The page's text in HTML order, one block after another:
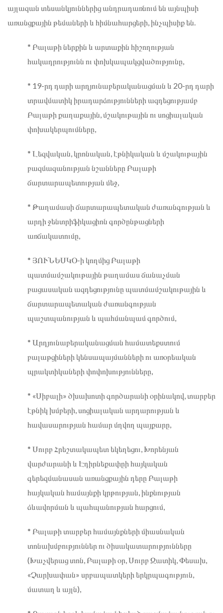
այլազան տեսանկյուններից անդրադառնում են այնպիսի
առանցքային թեմաների և հիմնահարցերի, ինչպիսիք են.
* Բալաթի ներքին և արտաքին հիշողության
հակադրությունն ու փոխկապակցվածությունը,
* 19-րդ դարի արդյունաբերականացման և 20-րդ դարի
տրավմատիկ իրադարձությունների ազդեցությամբ
Բալաթի քաղաքային, մշակութային ու սոցիալական
փոխակերպումները,
* Լեզվական, կրոնական, էթնիկական և մշակութային
բազմազանության նշանները Բալաթի
ճարտարապետության մեջ,
* Թաղամասի ճարտարապետական ժառանգության և
արդի ջենտրիֆիկացիոն գործընթացների
առճակատումը,
* ՅՈՒՆԵՍԿՕ-ի կողմից Բալաթի
պատմամշակութային թաղամաս ճանաչման
բացասական ազդեցությունը պատմամշակութային և
ճարտարապետական ժառանգության
պաշտպանության և պահմանպամ գործում,
* Արդյունաբերականացման համատեքստում
բալաթցիների կենսապայմանների ու առօրեական
պրակտիկաների փոփոխությունները,
* «Սիբալի» ծխախոտի գործարանի օրինակով, տարբեր
էթնիկ խմբերի, սոցիալական արդարության և
հավասարության համար մղվող պայքարը,
* Սուրբ Հրեշտակապետ եկեղեցու, Խորենյան
վարժարանի և Էդիրնեքափըի հայկական
գերեզմանասան առանցքային դերը Բալաթի
հայկական համայնքի կրթության, ինքնության
ձևավորման և պահպանության հարցում,
* Բալաթի տարբեր համայնքների միասնական
տոնախմբություններ ու ծիսակատարությունները
(Խաչվերաց տոն, Բալաթի օր, Սուրբ Զատիկ, Փեսախ,
«Չարխափան» սրբապատկերի երկրպագություն,
մատաղ և այլն),